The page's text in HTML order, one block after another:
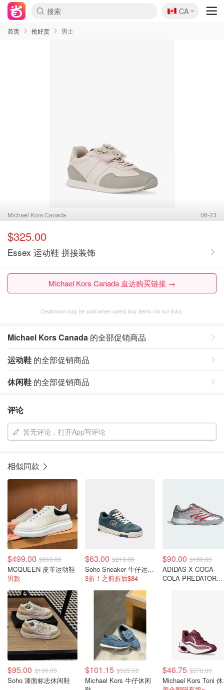
🇨🇦
CA
首页 抢好货 男士
Michael Kors Canada 06-23
$325.00
Essex 运动鞋 拼接装饰
Michael Kors Canada 直达购买链接 →
Dealmoon may be paid when users buy items via our links.
Michael Kors Canada 的全部促销商品
运动鞋 的全部促销商品
休闲鞋 的全部促销商品
评论
暂无评论，打开App写评论
相似同款
$499.00 $860.00
MCQUEEN 皮革运动鞋
男款
$63.00 $210.00
Soho Sneaker 牛仔运动鞋
3折！之前折后$84
$90.00 $180.00
ADIDAS X COCA-
COLA PREDATOR
$95.00 $190.00
Soho 漆面标志休闲鞋
$101.15 $325.00
Michael Kors 牛仔休闲
$46.75 $278.00